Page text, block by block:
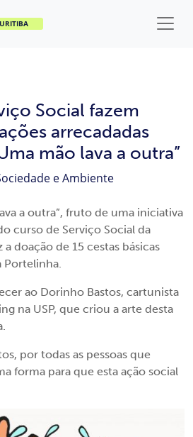
Social fazem
arrecadadas
mão lava a outra”
e Ambiente
a outra”, fruto de uma iniciativa
curso de Serviço Social da
a doação de 15 cestas básicas
Portelinha.
ao Dorinho Bastos, cartunista
na USP, que criou a arte desta
por todas as pessoas que
forma para que esta ação social